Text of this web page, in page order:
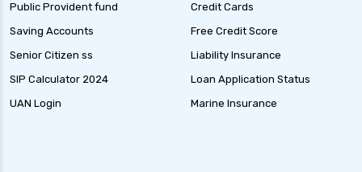
Public Provident fund
Saving Accounts
Senior Citizen ss
SIP Calculator 2024
UAN Login
Credit Cards
Free Credit Score
Liability Insurance
Loan Application Status
Marine Insurance